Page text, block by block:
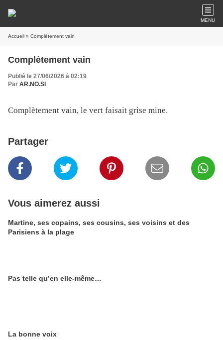
MENU
Accueil » Complètement vain
Complètement vain
Publié le 27/06/2026 à 02:19
Par AR.NO.SI
Complètement vain, le vert faisait grise mine.
Partager
Vous aimerez aussi
Martine, ses copains, ses cousins, ses voisins et des
Parisiens à la plage
Pas telle qu’en elle-même…
La bonne voix